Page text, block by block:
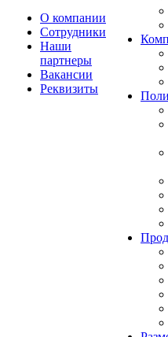
О компании
Сотрудники
Наши
партнеры
Вакансии
Реквизиты